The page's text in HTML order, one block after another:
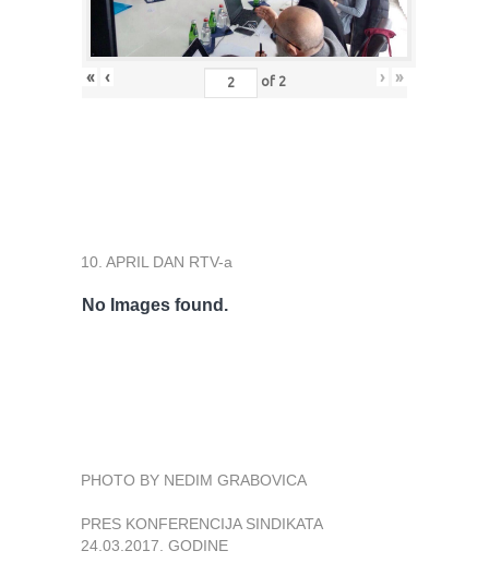
« ‹ of 2 › »
10. APRIL DAN RTV-a
No Images found.
PHOTO BY NEDIM GRABOVICA
PRES KONFERENCIJA SINDIKATA
24.03.2017. GODINE